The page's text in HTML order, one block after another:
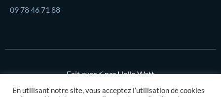
09 78 46 71 88
Fait avec ⚡ par Hello Watt
En utilisant notre site, vous acceptez l’utilisation de cookies